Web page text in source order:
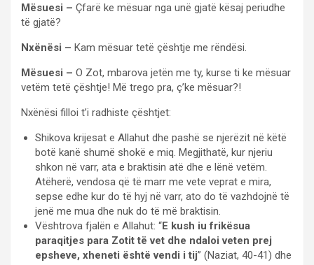
Mësuesi – Çfarë ke mësuar nga unë gjatë kësaj periudhe
të gjatë?
Nxënësi – Kam mësuar tetë çështje me rëndësi.
Mësuesi – O Zot, mbarova jetën me ty, kurse ti ke mësuar
vetëm tetë çështje! Më trego pra, ç’ke mësuar?!
Nxënësi filloi t’i radhiste çështjet:
Shikova krijesat e Allahut dhe pashë se njerëzit në këtë
botë kanë shumë shokë e miq. Megjithatë, kur njeriu
shkon në varr, ata e braktisin atë dhe e lënë vetëm.
Atëherë, vendosa që të marr me vete veprat e mira,
sepse edhe kur do të hyj në varr, ato do të vazhdojnë të
jenë me mua dhe nuk do të më braktisin.
Vështrova fjalën e Allahut: “E kush iu frikësua
paraqitjes para Zotit të vet dhe ndaloi veten prej
epsheve, xheneti është vendi i tij” (Naziat, 40-41) dhe